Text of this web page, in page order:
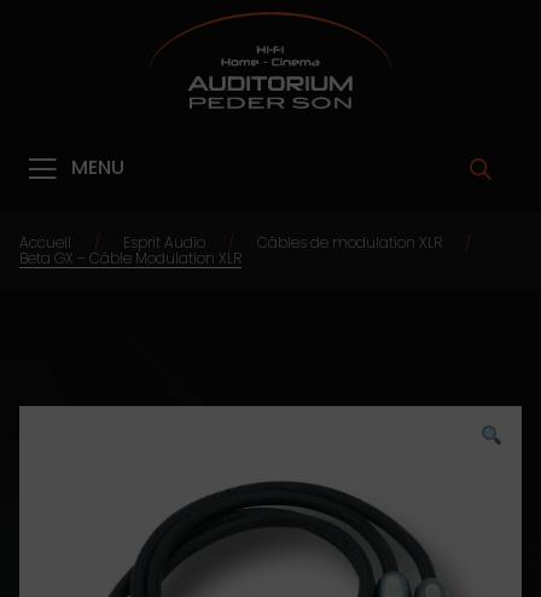
MENU
Accueil / Esprit Audio / Câbles de modulation XLR /
Beta GX – Câble Modulation XLR